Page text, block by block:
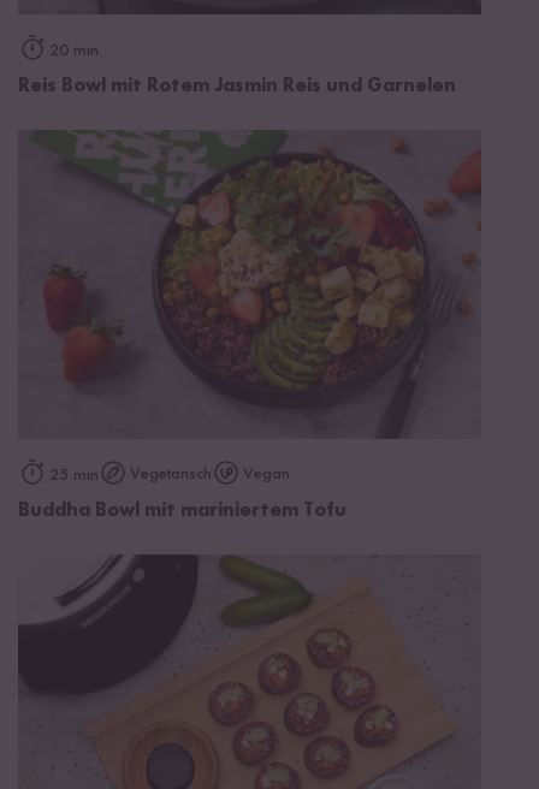
20 min
Reis Bowl mit Rotem Jasmin Reis und Garnelen
25 min Vegetarisch Vegan
Buddha Bowl mit mariniertem Tofu